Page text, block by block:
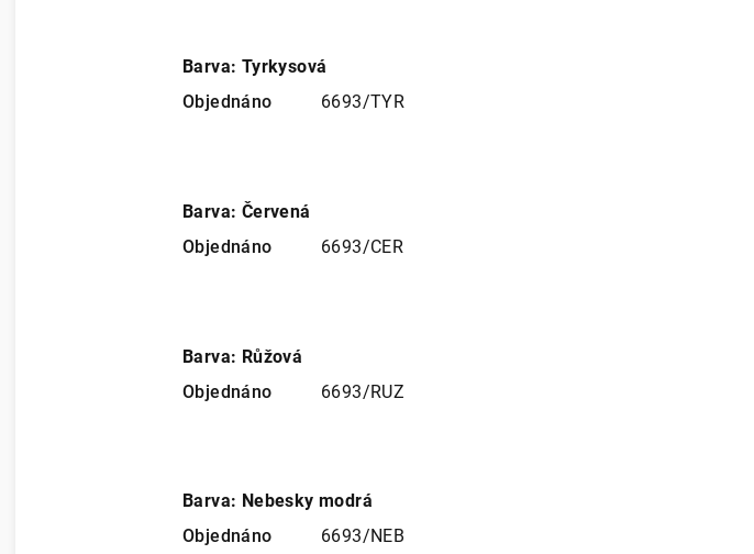
Barva: Tyrkysová
Objednáno
6693/TYR
Barva: Červená
Objednáno
6693/CER
Barva: Růžová
Objednáno
6693/RUZ
Barva: Nebesky modrá
Objednáno
6693/NEB